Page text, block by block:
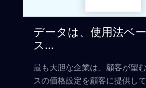
データは、使用法ベ
ス...
最も大胆な企業は、顧客が望
スの価格設定を顧客に提供し